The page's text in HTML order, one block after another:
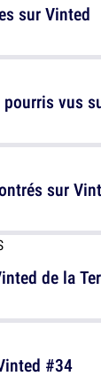
vus
de la
sur Vinted
sur
#34